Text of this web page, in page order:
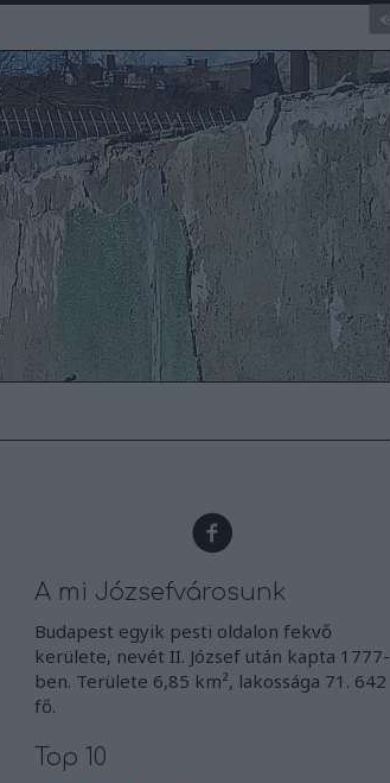
A mi Józsefvárosunk
Budapest egyik pesti oldalon fekvő
kerülete, nevét II. József után kapta 1777-
ben. Területe 6,85 km², lakossága 71. 642
fő.
Top 10